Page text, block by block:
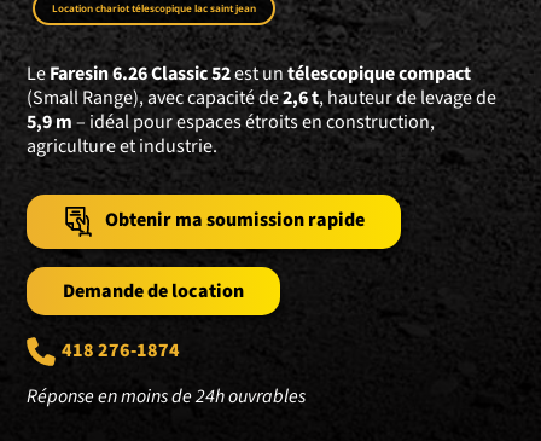
Location chariot télescopique lac saint jean
LeFaresin 6.26 Classic 52est untélescopique compact
(Small Range), avec capacité de2,6 t, hauteur de levage de
5,9 m– idéal pour espaces étroits en construction,
agriculture et industrie.
Obtenir ma soumission rapide
Demande de location
418 276-1874
Réponse en moins de 24h ouvrables